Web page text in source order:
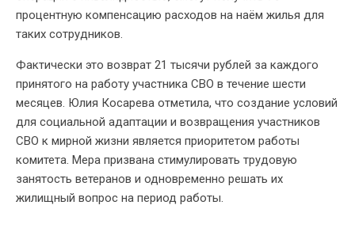
процентную компенсацию расходов на наём жилья для
таких сотрудников.
Фактически это возврат 21 тысячи рублей за каждого
принятого на работу участника СВО в течение шести
месяцев. Юлия Косарева отметила, что создание условий
для социальной адаптации и возвращения участников
СВО к мирной жизни является приоритетом работы
комитета. Мера призвана стимулировать трудовую
занятость ветеранов и одновременно решать их
жилищный вопрос на период работы.